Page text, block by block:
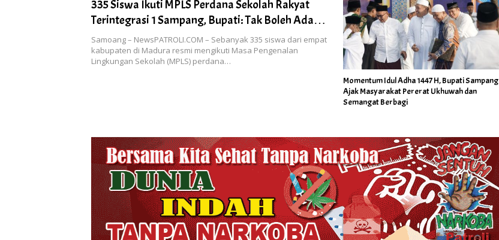
335 Siswa Ikuti MPLS Perdana Sekolah Rakyat
Terintegrasi 1 Sampang, Bupati: Tak Boleh Ada
Anak Putus Sekolah Karena Kemiskinan
Samoang – NewsPATROLI.COM – Sebanyak 335 siswa dari empat
kabupaten di Madura resmi mengikuti Masa Pengenalan
Lingkungan Sekolah (MPLS) perdana…
Momentum Idul Adha 1447 H, Bupati Sampang
Ajak Masyarakat Pererat Ukhuwah dan
Semangat Berbagi